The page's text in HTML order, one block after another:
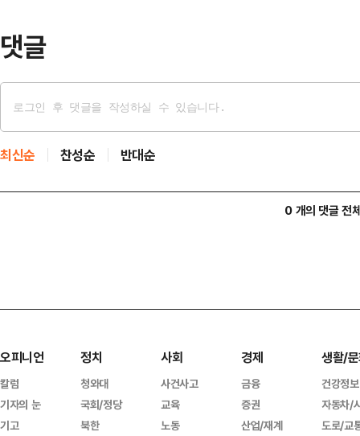
댓글
최신순 찬성순 반대순
0 개의 댓글 전
오피니언
칼럼
기자의 눈
기고
정치
청와대
국회/정당
북한
사회
사건사고
교육
노동
경제
금융
증권
산업/재계
생활/
건강정보
자동차/
도로/교